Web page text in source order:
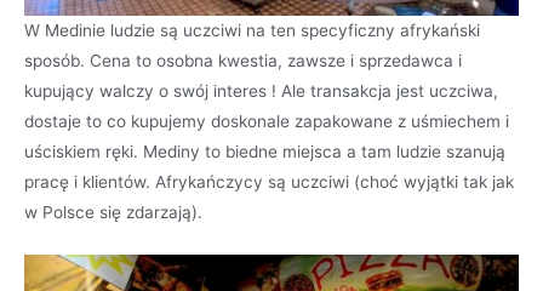
W Medinie ludzie są uczciwi na ten specyficzny afrykański
sposób. Cena to osobna kwestia, zawsze i sprzedawca i
kupujący walczy o swój interes ! Ale transakcja jest uczciwa,
dostaje to co kupujemy doskonale zapakowane z uśmiechem i
uściskiem ręki. Mediny to biedne miejsca a tam ludzie szanują
pracę i klientów. Afrykańczycy są uczciwi (choć wyjątki tak jak
w Polsce się zdarzają).